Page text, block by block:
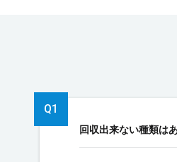
回収出来ない種類は